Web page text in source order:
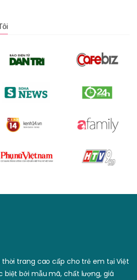
trang cao cấp cho trẻ em tại Việt
biệt bởi mẫu mã, chất lượng, giá